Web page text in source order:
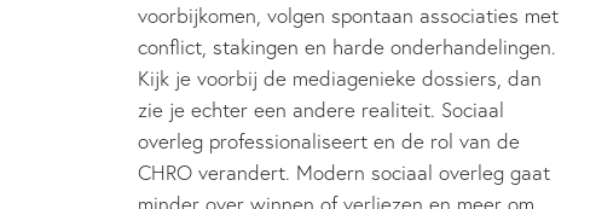
voorbijkomen, volgen spontaan associaties met
conflict, stakingen en harde onderhandelingen.
Kijk je voorbij de mediagenieke dossiers, dan
zie je echter een andere realiteit. Sociaal
overleg professionaliseert en de rol van de
CHRO verandert. Modern sociaal overleg gaat
minder over winnen of verliezen en meer om